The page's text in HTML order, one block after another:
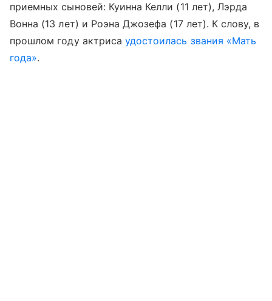
приемных сыновей: Куинна Келли (11 лет), Лэрда
Вонна (13 лет) и Роэна Джозефа (17 лет). К слову, в
прошлом году актрисаудостоилась звания «Мать
года».